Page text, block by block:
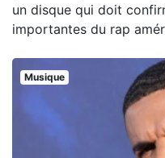
un disque qui doit
importantes du rap amér
Musique